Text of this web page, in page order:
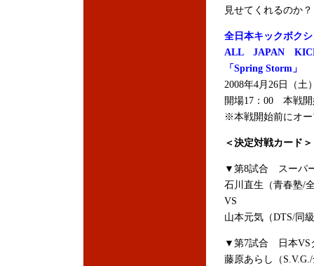
見せてくれるのか？
全日本キックボク
ALL JAPAN
「Spring Storm」
2008年4月26日（土
開場17：00 本戦開
※本戦開始前にオ
＜決定対戦カード＞
▼第8試合 スーパ
石川直生（青春塾/
VS
山本元気（DTS/同
▼第7試合 日本VS
藤原あらし（